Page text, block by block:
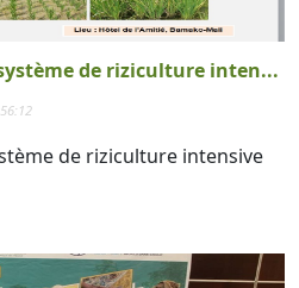
de riziculture inten...
de riziculture intensive